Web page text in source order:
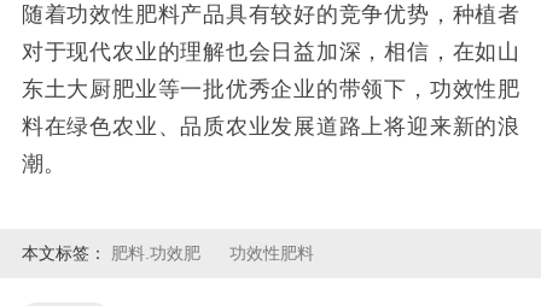
随着功效性肥料产品具有较好的竞争优势，种植者
对于现代农业的理解也会日益加深，相信，在如山
东土大厨肥业等一批优秀企业的带领下，功效性肥
料在绿色农业、品质农业发展道路上将迎来新的浪
潮。
本文标签： 肥料.功效肥 功效性肥料